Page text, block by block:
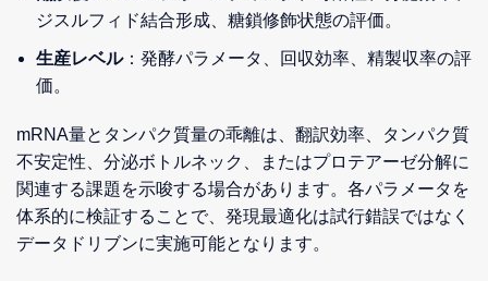
ジスルフィド結合形成、糖鎖修飾状態の評価。
生産レベル：発酵パラメータ、回収効率、精製収率の評
価。
mRNA量とタンパク質量の乖離は、翻訳効率、タンパク質
不安定性、分泌ボトルネック、またはプロテアーゼ分解に
関連する課題を示唆する場合があります。各パラメータを
体系的に検証することで、発現最適化は試行錯誤ではなく
データドリブンに実施可能となります。